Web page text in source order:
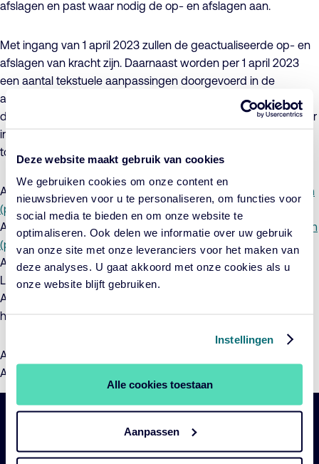
Deze website maakt gebruik van cookies
We gebruiken cookies om onze content en
nieuwsbrieven voor u te personaliseren, om functies voor
social media te bieden en om onze website te
optimaliseren. Ook delen we informatie over uw gebruik
van onze site met onze leveranciers voor het maken van
deze analyses. U gaat akkoord met onze cookies als u
onze website blijft gebruiken.
Instellingen
Alle cookies toestaan
Aanpassen
afslagen en past waar nodig de op- en afslagen aan.
Met ingang van 1 april 2023 zullen de geactualiseerde op- en
afslagen van kracht zijn. Daarnaast worden per 1 april 2023
een aantal tekstuele aanpassingen doorgevoerd in de
addenda. Deze aanpassingen zien op de verbetering van de
duidelijkheid en begrijpelijkheid van het prospectus. Voor meer
informatie hierover verwijzen wij u naar de onderstaande
toelichtingen en bijbehorende addenda:
ACTIAM Beleggingsfondsen I:
Addendum
(pdf)
ACTIAM Beleggingsfondsen II:
Toelichting (pdf)
Addendum
(pdf)
ACTIAM Duurzaam Index Aandelenfonds Opkomende
Landen: Toelichting (pdf)en het
ACTIAM Impact Euro Credit Fund:
het
ACTIAM Sustainable Index Fund Equity- Europe, North-
America, Pacific:
links